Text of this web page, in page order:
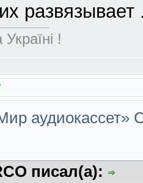
развязывает
!
аудиокассет»
писал(а):